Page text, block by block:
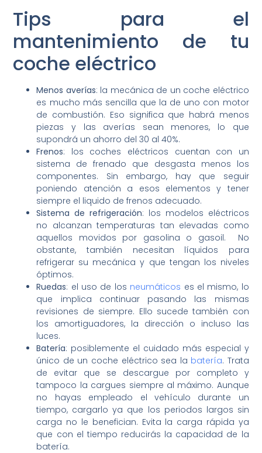
Tips para el
mantenimiento de tu
coche eléctrico
Menos averías: la mecánica de un coche eléctrico
es mucho más sencilla que la de uno con motor
de combustión. Eso significa que habrá menos
piezas y las averías sean menores, lo que
supondrá un ahorro del 30 al 40%.
Frenos: los coches eléctricos cuentan con un
sistema de frenado que desgasta menos los
componentes. Sin embargo, hay que seguir
poniendo atención a esos elementos y tener
siempre el liquido de frenos adecuado.
Sistema de refrigeración: los modelos eléctricos
no alcanzan temperaturas tan elevadas como
aquellos movidos por gasolina o gasoil. No
obstante, también necesitan líquidos para
refrigerar su mecánica y que tengan los niveles
óptimos.
Ruedas: el uso de los neumáticos es el mismo, lo
que implica continuar pasando las mismas
revisiones de siempre. Ello sucede también con
los amortiguadores, la dirección o incluso las
luces.
Batería: posiblemente el cuidado más especial y
único de un coche eléctrico sea la batería. Trata
de evitar que se descargue por completo y
tampoco la cargues siempre al máximo. Aunque
no hayas empleado el vehículo durante un
tiempo, cargarlo ya que los periodos largos sin
carga no le benefician. Evita la carga rápida ya
que con el tiempo reducirás la capacidad de la
batería.